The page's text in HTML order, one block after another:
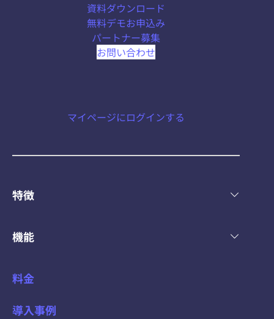
資料ダウンロード
無料デモお申込み
パートナー募集
お問い合わせ
マイページにログインする
特徴
機能
料金
導入事例